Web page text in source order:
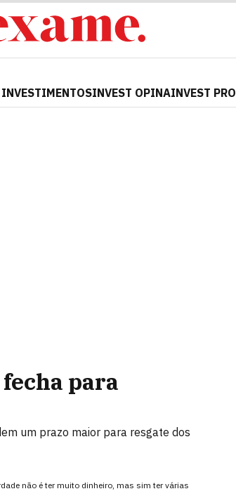
INVEST OPINAINVEST PRO
para
um prazo maior para resgate dos
não é ter muito dinheiro, mas sim ter várias